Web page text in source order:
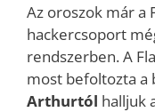
Az oroszok már a
hackercsoport
rendszerben. A
most befoltozta a
Arthurtól halljuk